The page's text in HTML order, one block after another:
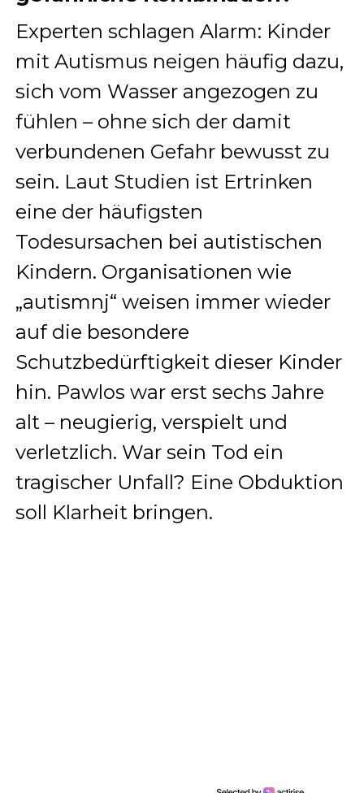
Experten schlagen Alarm: Kinder
mit Autismus neigen häufig dazu,
sich vom Wasser angezogen zu
fühlen – ohne sich der damit
verbundenen Gefahr bewusst zu
sein. Laut Studien ist Ertrinken
eine der häufigsten
Todesursachen bei autistischen
Kindern. Organisationen wie
„autismnj“ weisen immer wieder
auf die besondere
Schutzbedürftigkeit dieser Kinder
hin. Pawlos war erst sechs Jahre
alt – neugierig, verspielt und
verletzlich. War sein Tod ein
tragischer Unfall? Eine Obduktion
soll Klarheit bringen.